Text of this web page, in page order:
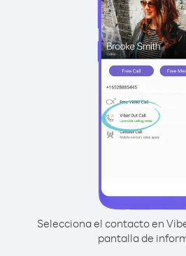
Selecciona el contacto en
pantalla de